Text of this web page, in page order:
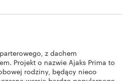
z dachem
Projekt o nazwie Ajaks Prima to
rodziny, będący nieco